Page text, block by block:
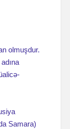
olmuşdur.
Samara)